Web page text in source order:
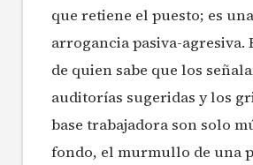
que retiene el puesto; es
arrogancia pasiva-agresiva.
de quien sabe que los
auditorías sugeridas y los
base trabajadora son solo
fondo, el murmullo de una